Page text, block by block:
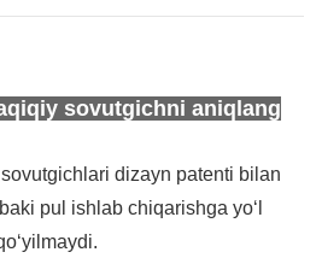
sovutgichni aniqlang
dizayn patenti bilan
pul ishlab chiqarishga yo‘l